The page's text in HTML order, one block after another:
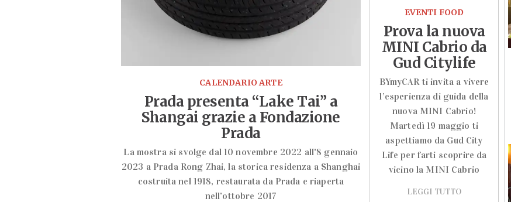
CALENDARIO ARTE
Prada presenta “Lake Tai” a
Shangai grazie a Fondazione
Prada
La mostra si svolge dal 10 novembre 2022 all'8 gennaio
2023 a Prada Rong Zhai, la storica residenza a Shanghai
costruita nel 1918, restaurata da Prada e riaperta
nell’ottobre 2017
EVENTI FOOD
Prova la nuova
MINI Cabrio da
Gud Citylife
BYmyCAR ti invita a vivere
l’esperienza di guida della
nuova MINI Cabrio!
Martedì 19 maggio ti
aspettiamo da Gud City
Life per farti scoprire da
vicino la MINI Cabrio
LEGGI TUTTO